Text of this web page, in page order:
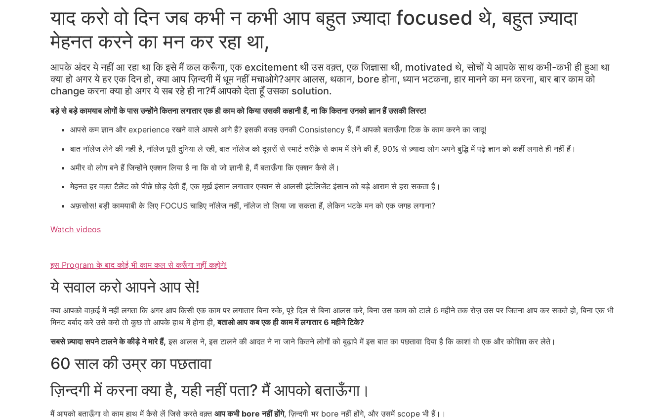
याद करो वो दिन जब कभी न कभी आप बहुत ज़्यादा focused थे, बहुत ज़्यादा
मेहनत करने का मन कर रहा था,
आपके अंदर ये नहीं आ रहा था कि इसे मैं कल करूँगा, एक excitement थी उस वक़्त, एक जिज्ञासा थी, motivated थे, सोचों ये आपके साथ कभी-कभी ही हुआ था
क्या हो अगर ये हर एक दिन हो, क्या आप ज़िन्दगी में धूम नहीं मचाओगे?अगर आलस, थकान, bore होना, ध्यान भटकना, हार मानने का मन करना, बार बार काम को
change करना क्या हो अगर ये सब रहे ही ना?मैं आपको देता हूँ उसका solution.
बड़े से बड़े कामयाब लोगों के पास उन्होंने कितना लगातार एक ही काम को किया उसकी कहानी हैं, ना कि कितना उनको ज्ञान हैं उसकी लिस्ट!
आपसे कम ज्ञान और experience रखने वाले आपसे आगे हैं? इसकी वजह उनकी Consistency हैं, मैं आपको बताऊँगा टिक के काम करने का जादू!
बात नॉलेज लेने की नही है, नॉलेज पूरी दुनिया ले रही, बात नॉलेज को दूसरों से स्मार्ट तरीक़े से काम में लेने की हैं, 90% से ज़्यादा लोग अपने बुद्धि में पढ़े ज्ञान को कहीं लगाते ही नहीं हैं।
अमीर वो लोग बने हैं जिन्होंने एक्शन लिया है ना कि वो जो ज्ञानी है, मैं बताऊँगा कि एक्शन कैसे लें।
मेहनत हर वक़्त टैलेंट को पीछे छोड़ देती हैं, एक मूर्ख इंसान लगातार एक्शन से आलसी इंटेलिजेंट इंसान को बड़े आराम से हरा सकता हैं।
अफ़सोस! बड़ी कामयाबी के लिए FOCUS चाहिए नॉलेज नहीं, नॉलेज तो लिया जा सकता हैं, लेकिन भटके मन को एक जगह लगाना?
Watch videos
इस Program के बाद कोई भी काम कल से करूँगा नहीं कहोगे!
ये सवाल करो आपने आप से!
क्या आपको वाक़ई में नहीं लगता कि अगर आप किसी एक काम पर लगातार बिना रुके, पूरे दिल से बिना आलस करे, बिना उस काम को टाले 6 महीने तक रोज़ उस पर जितना आप कर सकते हो, बिना एक भी
मिनट बर्बाद करे उसे करो तो कुछ तो आपके हाथ में होगा ही,बताओ आप कब एक ही काम में लगातार 6 महीने टिके?
सबसे ज़्यादा सपने टालने के कीड़े ने मारे हैं, इस आलस ने, इस टालने की आदत ने ना जाने कितने लोगों को बुढ़ापे में इस बात का पछतावा दिया है कि काश! वो एक और कोशिश कर लेते।
60 साल की उम्र का पछतावा
ज़िन्दगी में करना क्या है, यही नहीं पता? मैं आपको बताऊँगा।
मैं आपको बताऊँगा वो काम हाथ में कैसे लें जिसे करते वक़्त आप कभी bore नहीं होंगे, ज़िन्दगी भर bore नहीं होंगे, और उसमें scope भी हैं।।